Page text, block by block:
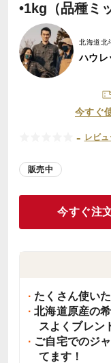
•1kg（品種ミ
北海道北
ハウレ
今すぐ
- レビ
販売中
今すぐ注
たくさん使い
北海道原産の
スよくブレン
ご自宅でのジ
てます！